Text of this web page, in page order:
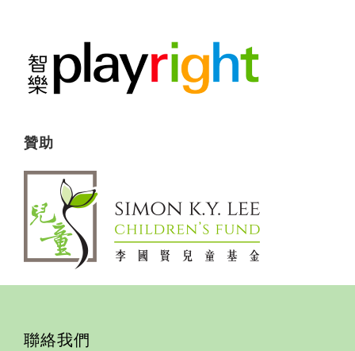
贊助
聯絡我們